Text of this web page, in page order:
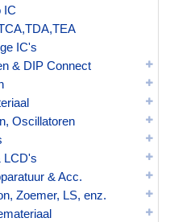
IC
IC's
& DIP Connect
Oscillatoren
LCD's
& Acc.
Zoemer, LS, enz.